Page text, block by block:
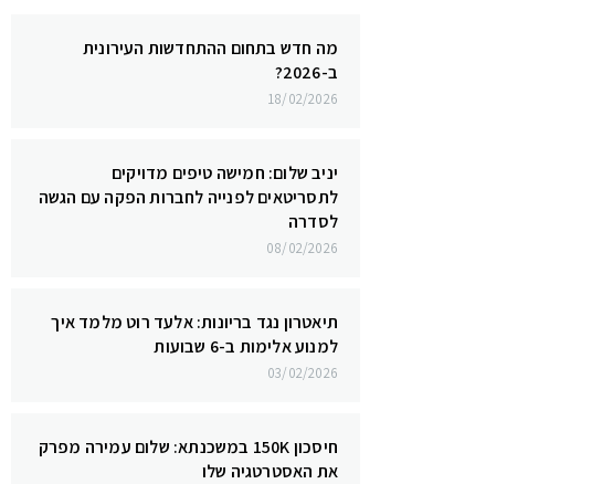
מה חדש בתחום ההתחדשות העירונית
ב-2026?
18/02/2026
יניב שלום: חמישה טיפים מדויקים
לתסריטאים לפנייה לחברות הפקה עם הגשה
לסדרה
08/02/2026
תיאטרון נגד בריונות: אלעד רוט מלמד איך
למנוע אלימות ב-6 שבועות
03/02/2026
חיסכון 150K במשכנתא: שלום עמירה מפרק
את האסטרטגיה שלו